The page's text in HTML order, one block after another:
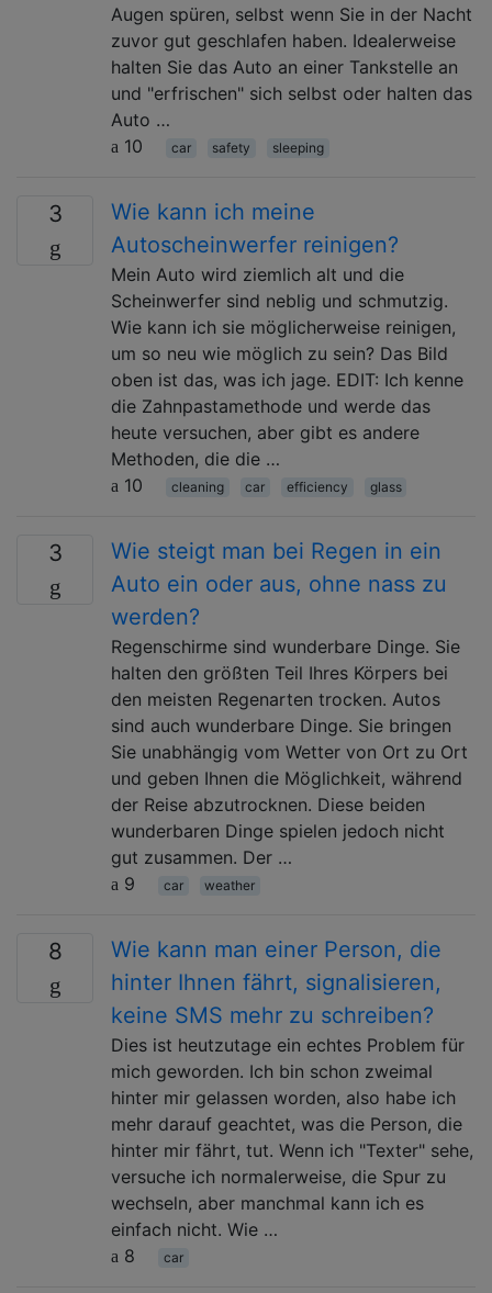
Augen spüren, selbst wenn Sie in der Nacht
zuvor gut geschlafen haben. Idealerweise
halten Sie das Auto an einer Tankstelle an
und "erfrischen" sich selbst oder halten das
Auto …
10
car safety sleeping
3
Wie kann ich meine
Autoscheinwerfer reinigen?
Mein Auto wird ziemlich alt und die
Scheinwerfer sind neblig und schmutzig.
Wie kann ich sie möglicherweise reinigen,
um so neu wie möglich zu sein? Das Bild
oben ist das, was ich jage. EDIT: Ich kenne
die Zahnpastamethode und werde das
heute versuchen, aber gibt es andere
Methoden, die die …
10
cleaning car efficiency glass
3
Wie steigt man bei Regen in ein
Auto ein oder aus, ohne nass zu
werden?
Regenschirme sind wunderbare Dinge. Sie
halten den größten Teil Ihres Körpers bei
den meisten Regenarten trocken. Autos
sind auch wunderbare Dinge. Sie bringen
Sie unabhängig vom Wetter von Ort zu Ort
und geben Ihnen die Möglichkeit, während
der Reise abzutrocknen. Diese beiden
wunderbaren Dinge spielen jedoch nicht
gut zusammen. Der …
9
car weather
8
Wie kann man einer Person, die
hinter Ihnen fährt, signalisieren,
keine SMS mehr zu schreiben?
Dies ist heutzutage ein echtes Problem für
mich geworden. Ich bin schon zweimal
hinter mir gelassen worden, also habe ich
mehr darauf geachtet, was die Person, die
hinter mir fährt, tut. Wenn ich "Texter" sehe,
versuche ich normalerweise, die Spur zu
wechseln, aber manchmal kann ich es
einfach nicht. Wie …
8
car